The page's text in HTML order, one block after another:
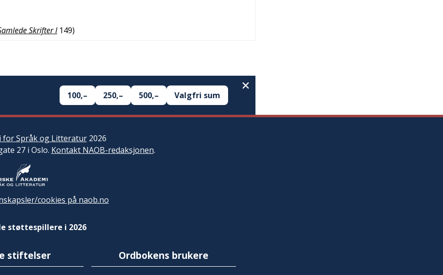
Skrifter I 149)
100,– 250,– 500,– Valgfri sum
for Språk og Litteratur2026
27 i Oslo. Kontakt NAOB-redaksjonen.
cookies på naob.no
støttespillere i 2026
stiftelser Ordbokens brukere